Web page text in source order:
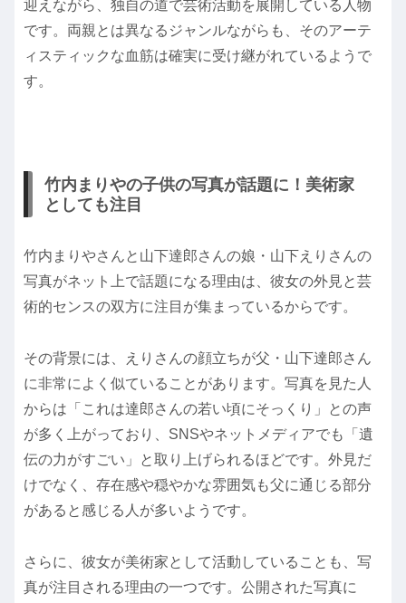
迎えながら、独自の道で芸術活動を展開している人物
です。両親とは異なるジャンルながらも、そのアーテ
ィスティックな血筋は確実に受け継がれているようで
す。
竹内まりやの子供の写真が話題に！美術家
としても注目
竹内まりやさんと山下達郎さんの娘・山下えりさんの
写真がネット上で話題になる理由は、彼女の外見と芸
術的センスの双方に注目が集まっているからです。
その背景には、えりさんの顔立ちが父・山下達郎さん
に非常によく似ていることがあります。写真を見た人
からは「これは達郎さんの若い頃にそっくり」との声
が多く上がっており、SNSやネットメディアでも「遺
伝の力がすごい」と取り上げられるほどです。外見だ
けでなく、存在感や穏やかな雰囲気も父に通じる部分
があると感じる人が多いようです。
さらに、彼女が美術家として活動していることも、写
真が注目される理由の一つです。公開された写真に